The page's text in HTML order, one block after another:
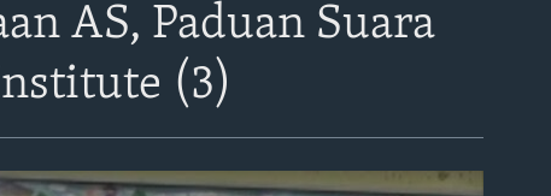
AS, Paduan Suara
(3)